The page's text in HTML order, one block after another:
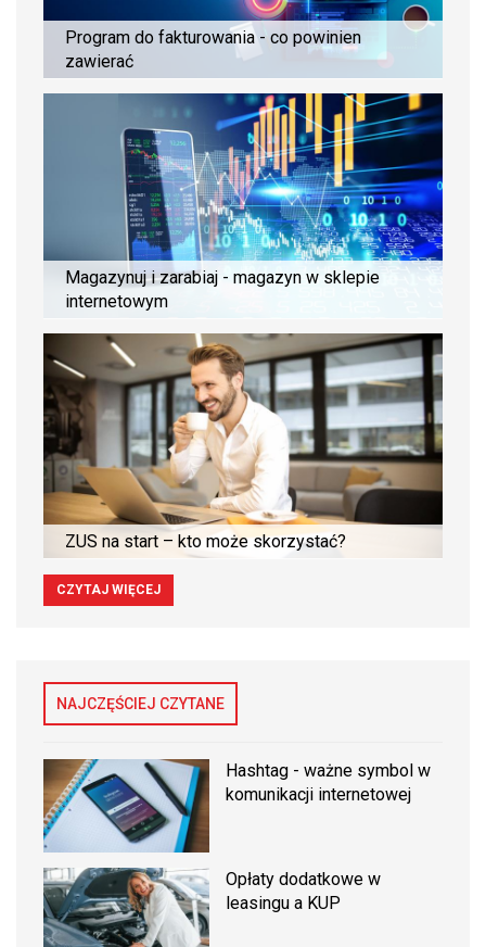
Program do fakturowania - co powinien
zawierać
Magazynuj i zarabiaj - magazyn w sklepie
internetowym
ZUS na start – kto może skorzystać?
CZYTAJ WIĘCEJ
NAJCZĘŚCIEJ CZYTANE
Hashtag - ważne symbol w
komunikacji internetowej
Opłaty dodatkowe w
leasingu a KUP